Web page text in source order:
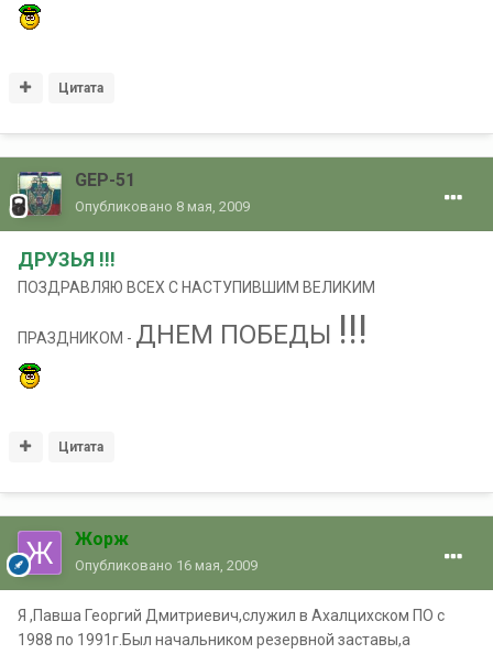
Цитата
GEP-51
Опубликовано 8 мая, 2009
ДРУЗЬЯ !!!
ПОЗДРАВЛЯЮ ВСЕХ С НАСТУПИВШИМ ВЕЛИКИМ
ПРАЗДНИКОМ - ДНЕМ ПОБЕДЫ !!!
Цитата
Жорж
Опубликовано 16 мая, 2009
Я ,Павша Георгий Дмитриевич,служил в Ахалцихском ПО с
1988 по 1991г.Был начальником резервной заставы,а